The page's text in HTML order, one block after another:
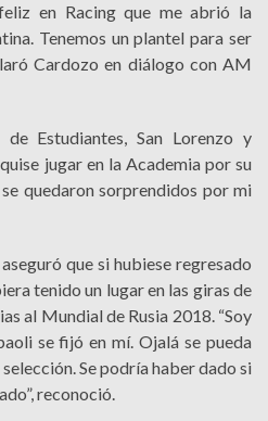
en Racing que me abrió la
Tenemos un plantel para ser
Cardozo en diálogo con AM
Estudiantes, San Lorenzo y
jugar en la Academia por su
quedaron sorprendidos por mi
que si hubiese regresado
tenido un lugar en las giras de
al Mundial de Rusia 2018. “Soy
se fijó en mí. Ojalá se pueda
Se podría haber dado si
reconoció.